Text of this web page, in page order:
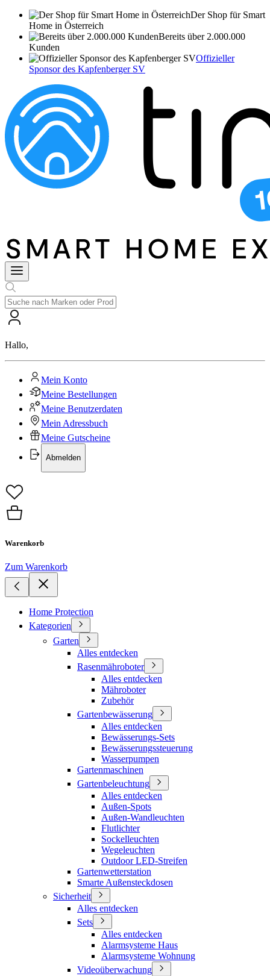
Der Shop für Smart
Home in Österreich
Bereits über 2.000.000
Kunden
Offizieller
Sponsor des Kapfenberger SV
Hallo,
Mein Konto
Meine Bestellungen
Meine Benutzerdaten
Mein Adressbuch
Meine Gutscheine
Abmelden
Warenkorb
Zum Warenkorb
Home Protection
Kategorien
Garten
Alles entdecken
Rasenmähroboter
Alles entdecken
Mähroboter
Zubehör
Gartenbewässerung
Alles entdecken
Bewässerungs-Sets
Bewässerungssteuerung
Wasserpumpen
Gartenmaschinen
Gartenbeleuchtung
Alles entdecken
Außen-Spots
Außen-Wandleuchten
Flutlichter
Sockelleuchten
Wegeleuchten
Outdoor LED-Streifen
Gartenwetterstation
Smarte Außensteckdosen
Sicherheit
Alles entdecken
Sets
Alles entdecken
Alarmsysteme Haus
Alarmsysteme Wohnung
Videoüberwachung